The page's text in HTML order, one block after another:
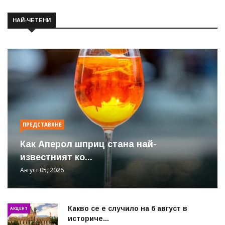
НАЙ-ЧЕТЕНИ
ПРЕДСТАВЯНЕ
Как Аперол шприц стана най-
известният ко...
Август 05, 2026
АКЦЕНТ
Какво се е случило на 6 август в
историче...